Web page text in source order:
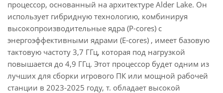
процессор, основанный на архитектуре Alder Lake. Он
использует гибридную технологию, комбинируя
высокопроизводительные ядра (P-cores) с
энергоэффективными ядрами (E-cores) , имеет базовую
тактовую частоту 3,7 ГГц, которая под нагрузкой
повышается до 4,9 ГГц. Этот процессор будет одним из
лучших для сборки игрового ПК или мощной рабочей
станции в 2023-2025 году, т. обладает высокой